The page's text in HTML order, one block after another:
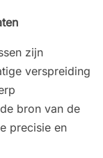
zijn
verspreiding
bron van de
precisie en